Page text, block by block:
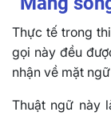
Thực tế trong
gọi này đều
nhận về mặt
Thuật ngữ này